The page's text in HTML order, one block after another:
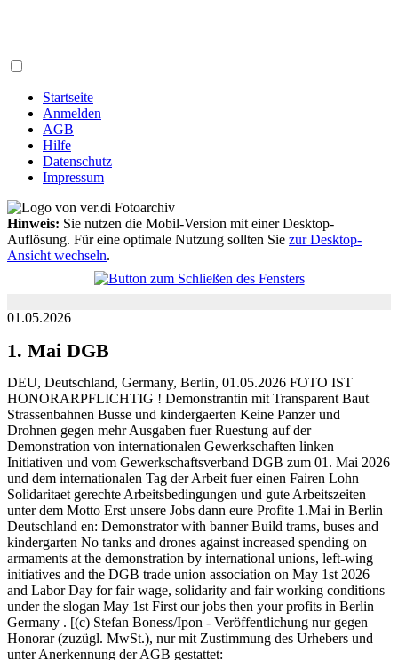
Startseite
Anmelden
AGB
Hilfe
Datenschutz
Impressum
Hinweis: Sie nutzen die Mobil-Version mit einer Desktop-
Auflösung. Für eine optimale Nutzung sollten Sie zur Desktop-
Ansicht wechseln.
01.05.2026
1. Mai DGB
DEU, Deutschland, Germany, Berlin, 01.05.2026 FOTO IST
HONORARPFLICHTIG ! Demonstrantin mit Transparent Baut
Strassenbahnen Busse und kindergaerten Keine Panzer und
Drohnen gegen mehr Ausgaben fuer Ruestung auf der
Demonstration von internationalen Gewerkschaften linken
Initiativen und vom Gewerkschaftsverband DGB zum 01. Mai 2026
und dem internationalen Tag der Arbeit fuer einen Fairen Lohn
Solidaritaet gerechte Arbeitsbedingungen und gute Arbeitszeiten
unter dem Motto Erst unsere Jobs dann eure Profite 1.Mai in Berlin
Deutschland en: Demonstrator with banner Build trams, buses and
kindergarten No tanks and drones against increased spending on
armaments at the demonstration by international unions, left-wing
initiatives and the DGB trade union association on May 1st 2026
and Labor Day for fair wage, solidarity and fair working conditions
under the slogan May 1st First our jobs then your profits in Berlin
Germany . [(c) Stefan Boness/Ipon - Veröffentlichung nur gegen
Honorar (zuzügl. MwSt.), nur mit Zustimmung des Urhebers und
unter Anerkennung der AGB gestattet: